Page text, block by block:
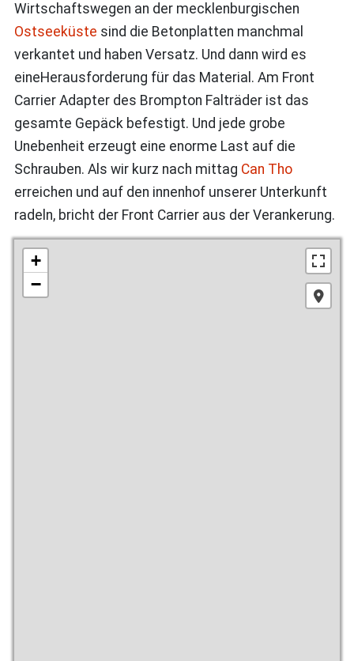
Wirtschaftswegen an der mecklenburgischen
Ostseeküste sind die Betonplatten manchmal
verkantet und haben Versatz. Und dann wird es
eineHerausforderung für das Material. Am Front
Carrier Adapter des Brompton Falträder ist das
gesamte Gepäck befestigt. Und jede grobe
Unebenheit erzeugt eine enorme Last auf die
Schrauben. Als wir kurz nach mittag Can Tho
erreichen und auf den innenhof unserer Unterkunft
radeln, bricht der Front Carrier aus der Verankerung.
+
−